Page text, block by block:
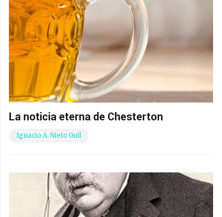
La noticia eterna de Chesterton
Ignacio A. Nieto Guil